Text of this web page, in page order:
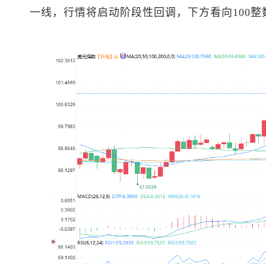
一线，行情将启动阶段性回调，下方看向100整